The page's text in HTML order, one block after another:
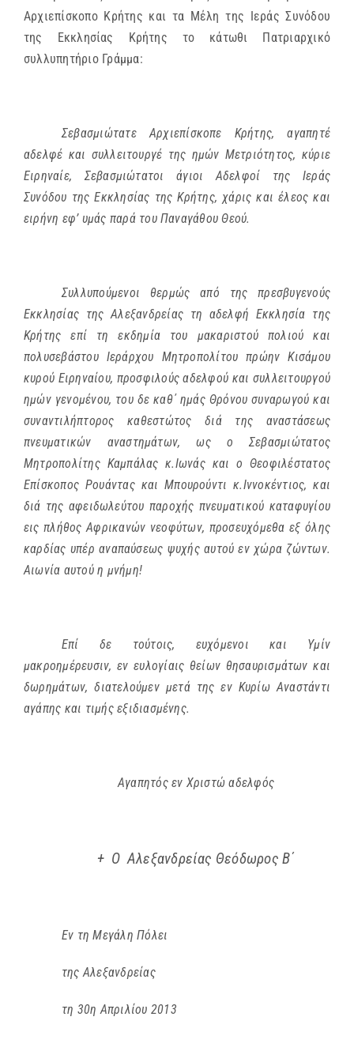
Αρχιεπίσκοπο Κρήτης και τα Μέλη της Ιεράς Συνόδου
της Εκκλησίας Κρήτης το κάτωθι Πατριαρχικό
συλλυπητήριο Γράμμα:
Σεβασμιώτατε Αρχιεπίσκοπε Κρήτης, αγαπητέ
αδελφέ και συλλειτουργέ της ημών Μετριότητος, κύριε
Ειρηναίε, Σεβασμιώτατοι άγιοι Αδελφοί της Ιεράς
Συνόδου της Εκκλησίας της Κρήτης, χάρις και έλεος και
ειρήνη εφ’ υμάς παρά του Παναγάθου Θεού.
Συλλυπούμενοι θερμώς από της πρεσβυγενούς
Εκκλησίας της Αλεξανδρείας τη αδελφή Εκκλησία της
Κρήτης επί τη εκδημία του μακαριστού πολιού και
πολυσεβάστου Ιεράρχου Μητροπολίτου πρώην Κισάμου
κυρού Ειρηναίου, προσφιλούς αδελφού και συλλειτουργού
ημών γενομένου, του δε καθ΄ ημάς Θρόνου συναρωγού και
συναντιλήπτορος καθεστώτος διά της αναστάσεως
πνευματικών αναστημάτων, ως ο Σεβασμιώτατος
Μητροπολίτης Καμπάλας κ.Ιωνάς και ο Θεοφιλέστατος
Επίσκοπος Ρουάντας και Μπουρούντι κ.Ιννοκέντιος, και
διά της αφειδωλεύτου παροχής πνευματικού καταφυγίου
εις πλήθος Αφρικανών νεοφύτων, προσευχόμεθα εξ όλης
καρδίας υπέρ αναπαύσεως ψυχής αυτού εν χώρα ζώντων.
Αιωνία αυτού η μνήμη!
Επί δε τούτοις, ευχόμενοι και Υμίν
μακροημέρευσιν, εν ευλογίαις θείων θησαυρισμάτων και
δωρημάτων, διατελούμεν μετά της εν Κυρίω Αναστάντι
αγάπης και τιμής εξιδιασμένης.
Αγαπητός εν Χριστώ αδελφός
+ Ο Αλεξανδρείας Θεόδωρος Β΄
Εν τη Μεγάλη Πόλει
της Αλεξανδρείας
τη 30η Απριλίου 2013